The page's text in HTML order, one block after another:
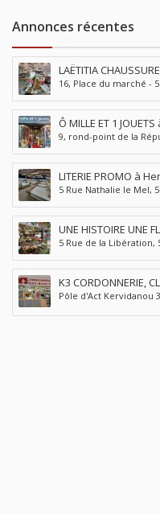
Annonces récentes
LAËTITIA
16, Place du marché -
Ô MILLE ET 1
9, rond-point de la
LITERIE PROMO à
5 Rue Nathalie le Mel,
UNE HISTOIRE UNE
5 Rue de la Libération,
K3 CORDONNERIE,
QUIMPERLÉ
Pôle d'Act Kervidanou